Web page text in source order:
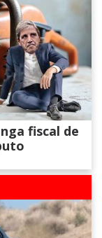
fiscal de